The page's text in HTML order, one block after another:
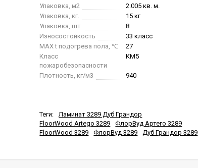
Упаковка, м2
2.005 кв. м.
Упаковка, кг.
15 кг
Упаковка, шт.
8
Износостойкость
33 класс
MAX t подогрева пола, ℃
27
Класс
пожаробезопасности
КМ5
Плотность, кг/м3 940
Теги:
Ламинат 3289 Дуб Грандор
FloorWood Artego 3289
ФлорВуд Артего 3289
FloorWood 3289
ФлорВуд 3289 Дуб Грандор 3289